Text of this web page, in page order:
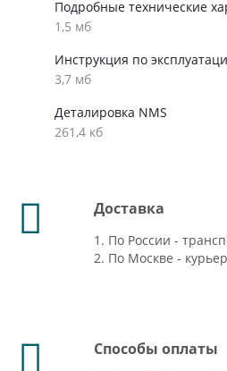
Подробные технические
1,5 мб
Инструкция по
3,7 мб
Деталировка NMS
261,4 кб
Доставка
1. По России -
2. По Москве -
Способы оплаты